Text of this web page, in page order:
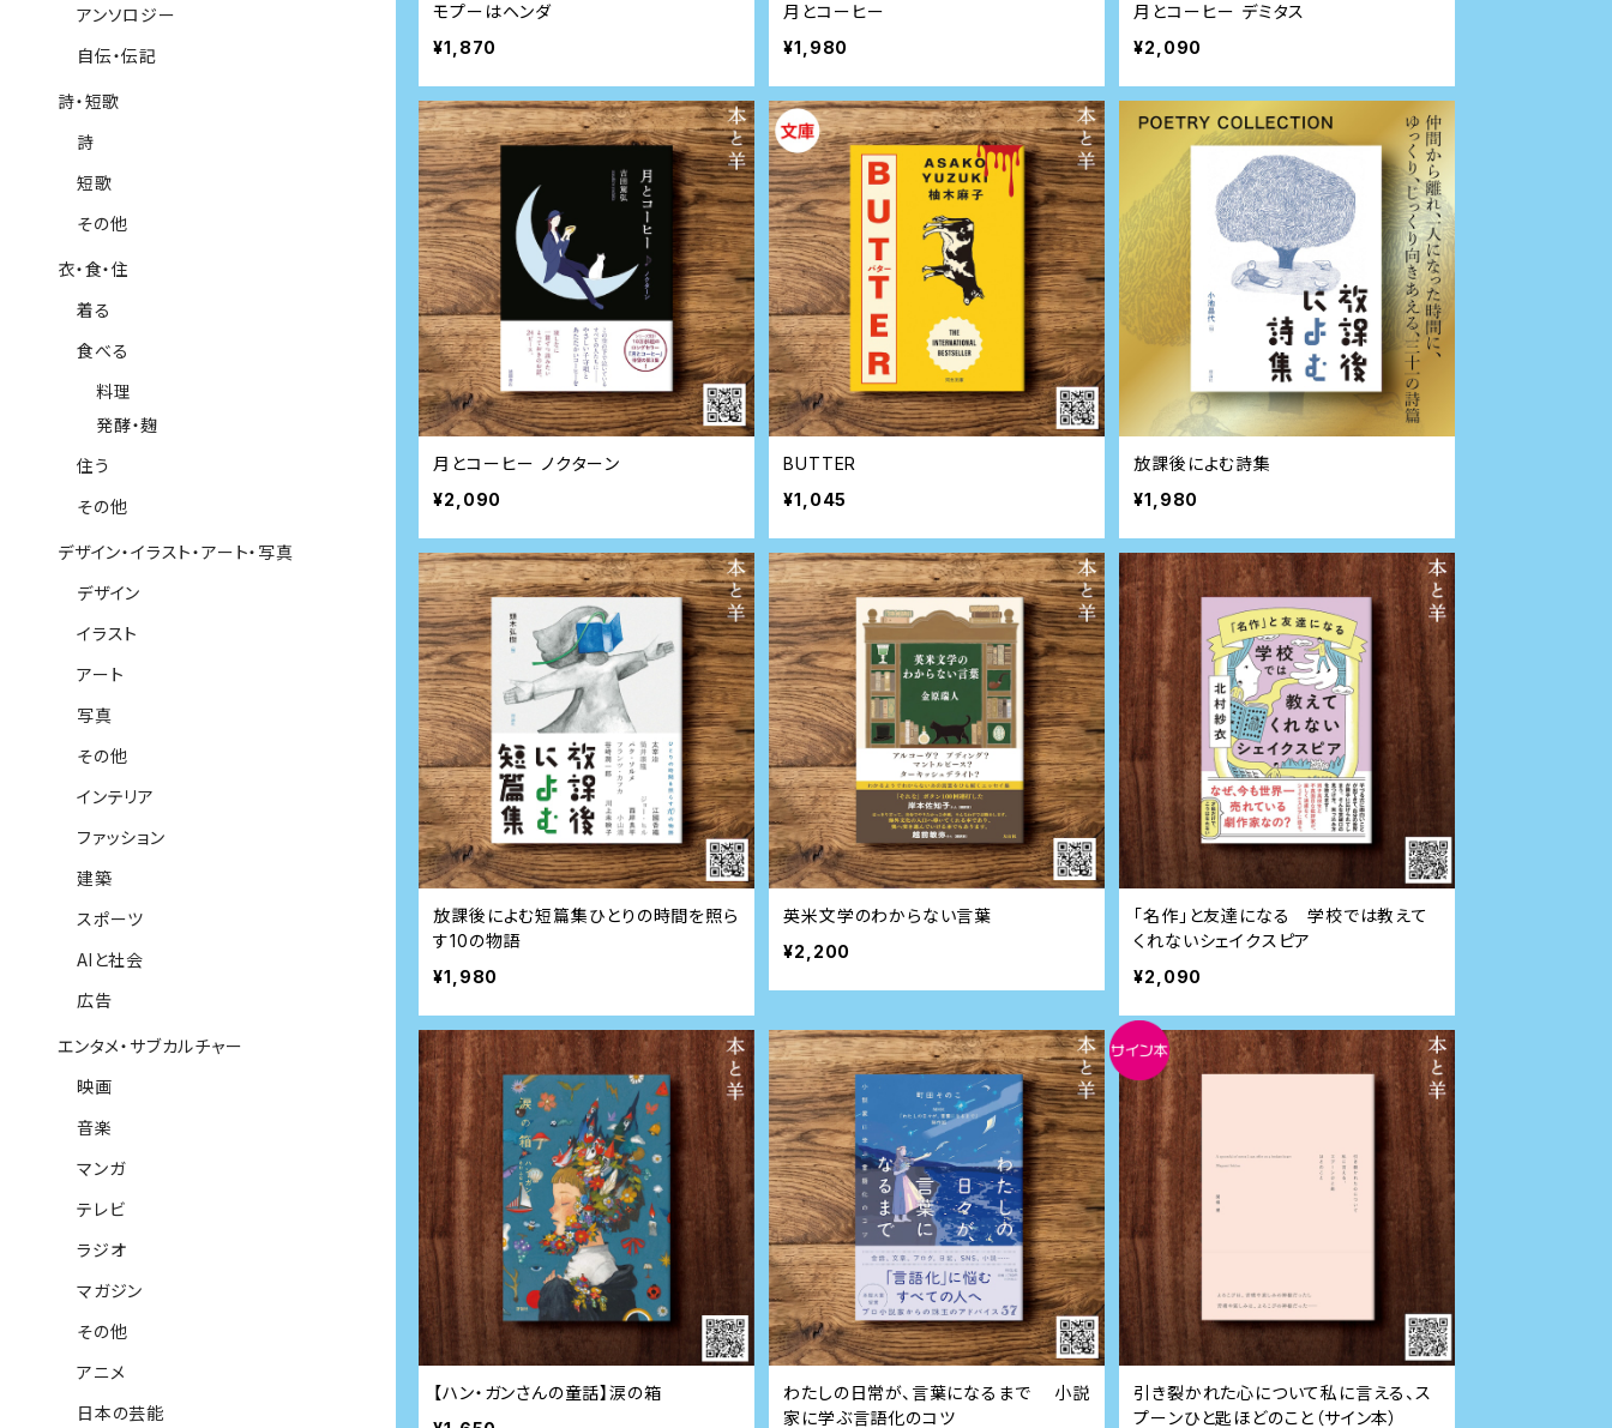
モプーはヘンダ
¥1,870
月とコーヒー
¥1,980
月とコーヒー デミタス
¥2,090
月とコーヒー ノクターン
¥2,090
BUTTER
¥1,045
放課後によむ詩集
¥1,980
放課後によむ短篇集――ひとりの時間を照ら
す10の物語
¥1,980
英米文学のわからない言葉
¥2,200
「名作」と友達になる 学校では教えて
くれないシェイクスピア
¥2,090
【ハン・ガンさんの童話】涙の箱
わたしの日常が、言葉になるまで 小説
家に学ぶ言語化のコツ
引き裂かれた心について私に言える、ス
プーンひと匙ほどのこと（サイン本）
アンソロジー
自伝・伝記
詩・短歌
詩
短歌
その他
衣・食・住
着る
食べる
料理
発酵・麹
住う
その他
デザイン・イラスト・アート・写真
デザイン
イラスト
アート
写真
その他
インテリア
ファッション
建築
スポーツ
AIと社会
広告
エンタメ・サブカルチャー
映画
音楽
マンガ
テレビ
ラジオ
マガジン
その他
アニメ
日本の芸能